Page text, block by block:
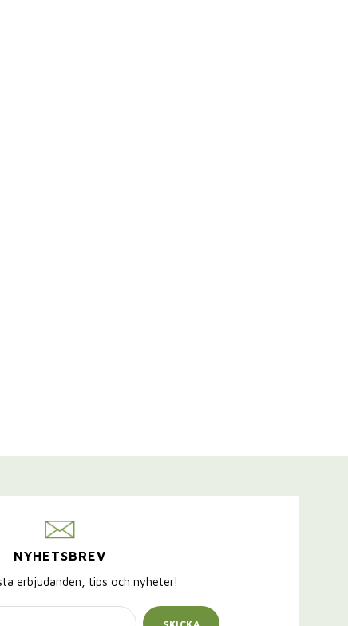
NYHETSBREV
erbjudanden, tips och nyheter!